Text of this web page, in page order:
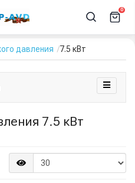
0
давления 7.5 кВт
7.5 кВт